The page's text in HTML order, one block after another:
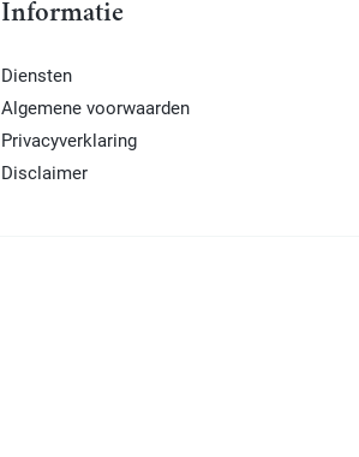
Informatie
Diensten
Algemene voorwaarden
Privacyverklaring
Disclaimer